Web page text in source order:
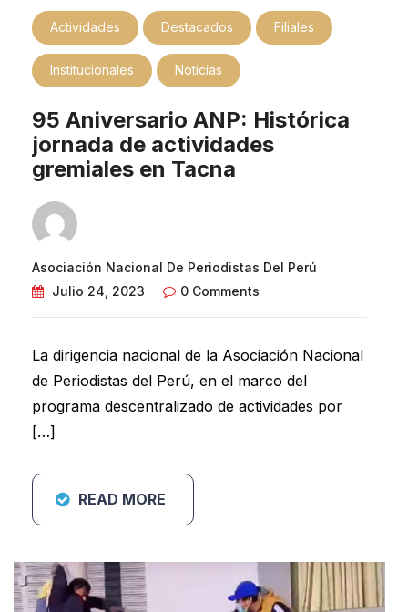
Actividades Destacados Filiales
Institucionales Noticias
95 Aniversario ANP: Histórica
jornada de actividades
gremiales en Tacna
Asociación Nacional De Periodistas Del Perú
Julio 24, 2023
0 Comments
La dirigencia nacional de la Asociación Nacional
de Periodistas del Perú, en el marco del
programa descentralizado de actividades por
[…]
READ MORE